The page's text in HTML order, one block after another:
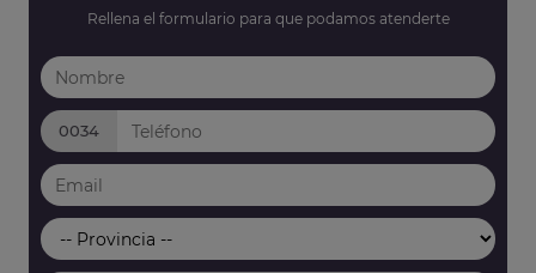
Rellena el formulario para que podamos atenderte
0034